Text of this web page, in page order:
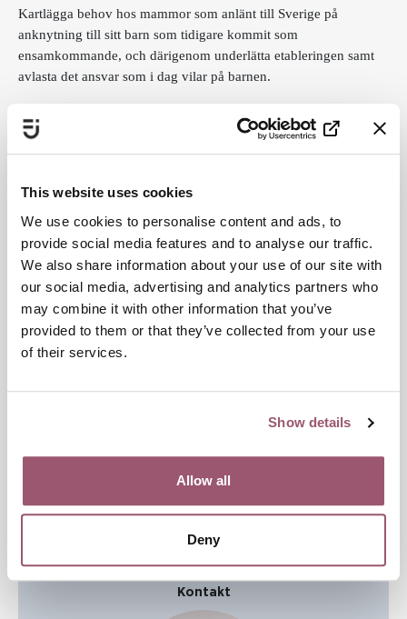
This website uses cookies
We use cookies to personalise content and ads, to
provide social media features and to analyse our traffic.
We also share information about your use of our site with
our social media, advertising and analytics partners who
may combine it with other information that you’ve
provided to them or that they’ve collected from your use
of their services.
Show details
Allow all
Deny
Kartlägga behov hos mammor som anlänt till Sverige på
anknytning till sitt barn som tidigare kommit som
ensamkommande, och därigenom underlätta etableringen samt
avlasta det ansvar som i dag vilar på barnen.
Motverka hedersrelaterat våld och förtryck med särskilt fokus på
unga personer med HBTQIA+-identitet och unga personer i
Öka tjejers inflytande i spelhobbyn och stärka dem i rollen som
ledare och arrangörer. Öka kompetensen om jämställdhet och
integrera jämställdhetsperspektiv i spelhobbyn och närliggande
verksamheter.
TRIS, Tjejers rätt i samhället, 1,1 miljoner kr
Utveckla en metod för att kunna leva ett självständigt liv fritt från
individer som lever med skyddad identitet och som har brutit
samtal och diskussioner kopplade till stereotypa och destruktiva
manlighetsideal inom idrotten.
Kontakt